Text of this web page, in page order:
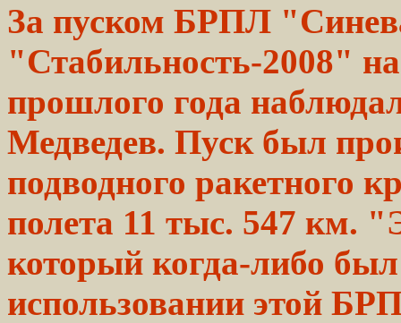
За пуском БРПЛ
"Стабильность-2008"
прошлого года
Медведев. Пуск был
подводного ракетного
полета 11 тыс. 547 км.
который когда-либо
использовании этой